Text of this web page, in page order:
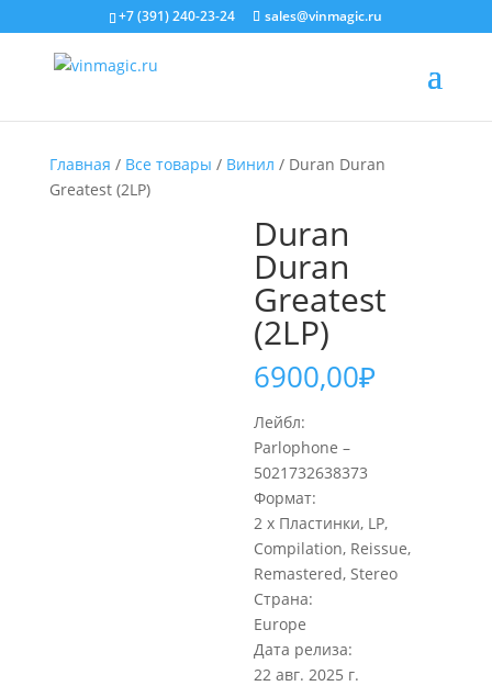
+7 (391) 240-23-24 sales@vinmagic.ru
Главная / Все товары / Винил / Duran Duran
Greatest (2LP)
Duran
Duran
Greatest
(2LP)
6900,00₽
Лейбл:
Parlophone –
5021732638373
Формат:
2 x Пластинки, LP,
Compilation, Reissue,
Remastered, Stereo
Страна:
Europe
Дата релиза:
22 авг. 2025 г.